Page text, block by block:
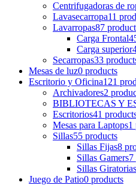
Centrifugadoras de
Lavasecarropa11
Lavarropas87
Carga Frontal
Carga superior
Secarropas33
Mesas de luz0 products
Escritorio y Oficina121
Archivadores2
BIBLIOTECAS Y
Escritorios41
Mesas para Laptops1
Sillas55 products
Sillas Fijas8
Sillas Gamers7
Sillas Giratorias
Juego de Patio0 products